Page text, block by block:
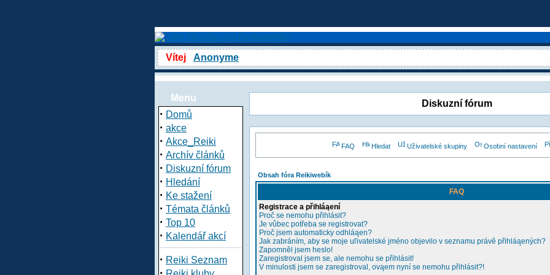
Vítej Anonyme
Menu
· Domů
· akce
· Akce_Reiki
· Archív článků
· Diskuzní fórum
· Hledání
· Ke stažení
· Témata článků
· Top 10
· Kalendář akcí
· Reiki Seznam
Diskuzní fórum
FAQ Hledat Uživatelské skupiny Osobní nastavení
Obsah fóra Reikiwebík
FAQ
Registrace a přihláąení
Proč se nemohu přihlásit?
Je vůbec potřeba se registrovat?
Proč jsem automaticky odhláąen?
Jak zabráním, aby se moje uľivatelské jméno objevilo v seznamu právě přihláąených?
Zapomněl jsem heslo!
Zaregistroval jsem se, ale nemohu se přihlásit!
V minulosti jsem se zaregistroval, ovąem nyní se nemohu přihlásit?!